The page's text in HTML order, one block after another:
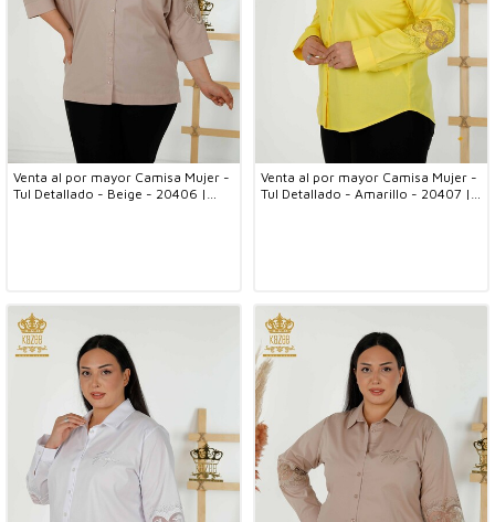
Venta al por mayor Camisa Mujer -
Tul Detallado - Beige - 20406 |
Venta al por mayor Camisa Mujer -
Tul Detallado - Amarillo - 20407 |